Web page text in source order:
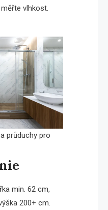
vlhkost.
průduchy pro
min. 62 cm,
200+ cm.